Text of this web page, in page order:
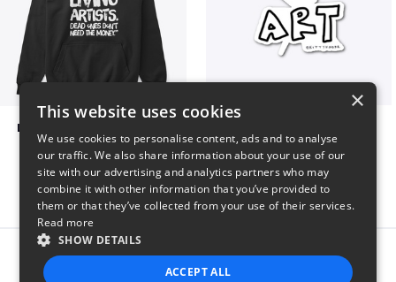
Living Artists and Money
$41 $7
Report this product
×
This website uses cookies
We use cookies to personalise content, ads and to analyse
our traffic. We also share information about your use of our
site with our advertising and analytics partners who may
combine it with other information that you’ve provided to
them or that they’ve collected from your use of their services.
Read more
SHOW DETAILS
ACCEPT ALL